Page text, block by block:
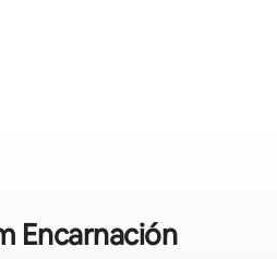
Encarnación